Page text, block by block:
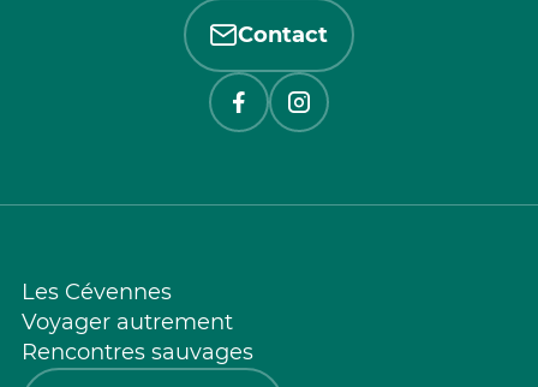
Contact
Les Cévennes
Voyager autrement
Rencontres sauvages